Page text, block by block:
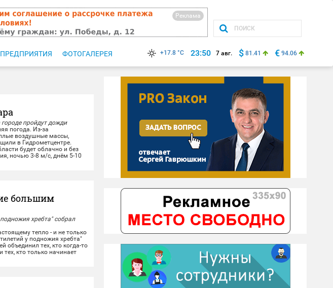
Реклама
ПРЕДПРИЯТИЯ ФОТОГАЛЕРЕЯ +17.8 °C 23:50 7 авг. $ 81.41 € 94.06
пройдут дожди
погода. Из-за
воздушные массы,
в Гидрометцентре.
будет облачно и без
ночью 3-8 м/с, днём 5-10
большим
хребта" собрал
тепло - и не только
у подножия хребта"
объединил тех, кто когда-то
тех, кто только начинает